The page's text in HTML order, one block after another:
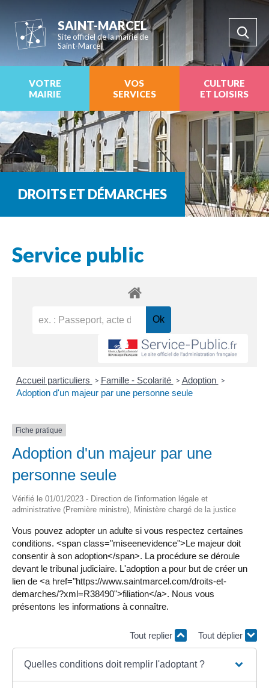
SAINT-MARCEL
Site officiel de la mairie de
Saint-Marcel
VOTRE
MAIRIE
VOS
SERVICES
CULTURE
ET LOISIRS
DROITS ET DÉMARCHES
Service public
Accueil particuliers > Famille - Scolarité > Adoption >
Adoption d'un majeur par une personne seule
Fiche pratique
Adoption d'un majeur par une
personne seule
Vérifié le 01/01/2023 - Direction de l'information légale et
administrative (Première ministre), Ministère chargé de la justice
Vous pouvez adopter un adulte si vous respectez certaines
conditions. <span class="miseenevidence">Le majeur doit
consentir à son adoption</span>. La procédure se déroule
devant le tribunal judiciaire. L'adoption a pour but de créer un
lien de <a href="https://www.saintmarcel.com/droits-et-
demarches/?xml=R38490">filiation</a>. Nous vous
présentons les informations à connaître.
Tout replier Tout déplier
Quelles conditions doit remplir l'adoptant ?